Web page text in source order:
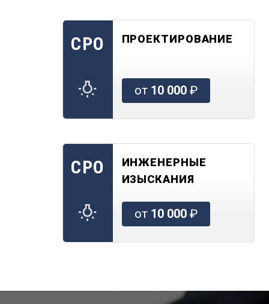
СРО ПРОЕКТИРОВАНИЕ
от 10 000₽
СРО
ИНЖЕНЕРНЫЕ
ИЗЫСКАНИЯ
от 10 000₽